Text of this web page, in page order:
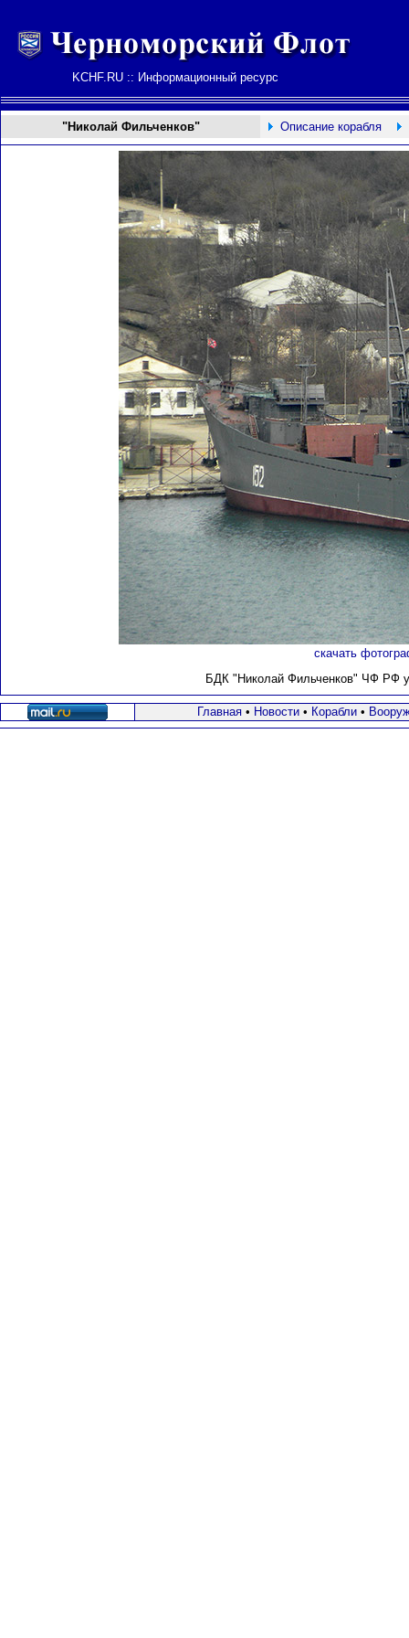
KCHF.RU :: Информационный ресурс
"Николай Фильченков" Описание корабля
скачать
БДК "Николай Фильченков" ЧФ РФ
Главная• Новости• Корабли•